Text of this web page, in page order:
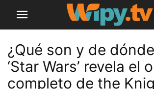
¿Qué son y de
‘Star Wars’ revela el
completo de the